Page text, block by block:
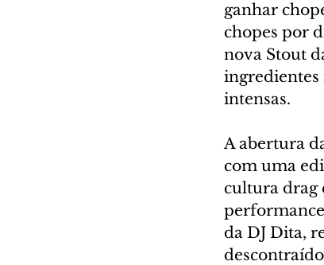
ganhar
chopes por
nova Stout
ingredientes
intensas.
A abertura
com uma
cultura drag
da DJ Dita,